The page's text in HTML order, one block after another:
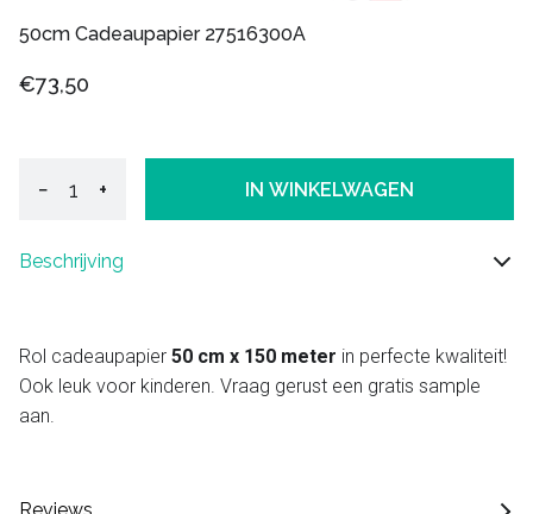
50cm Cadeaupapier 27516300A
€73,50
− + IN WINKELWAGEN
Beschrijving
Rol cadeaupapier 50 cm x 150 meter in perfecte kwaliteit!
Ook leuk voor kinderen. Vraag gerust een gratis sample
aan.